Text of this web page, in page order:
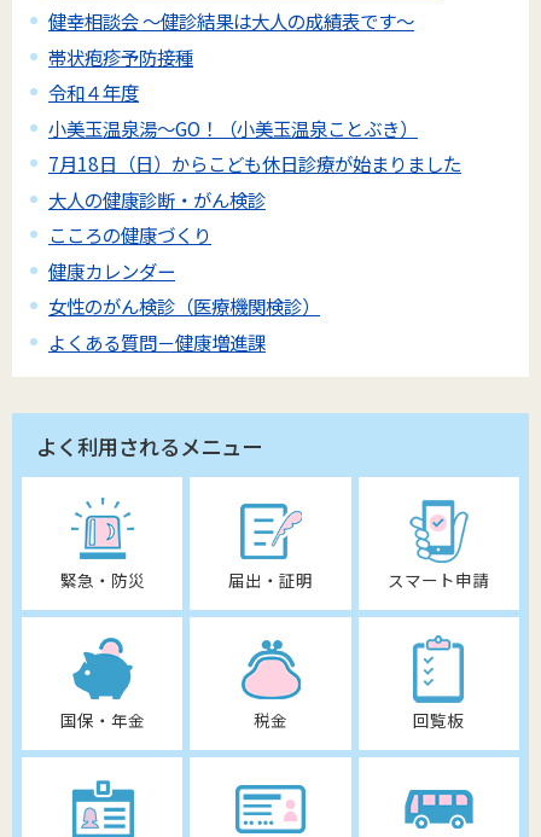
健幸相談会 ～健診結果は大人の成績表です～
帯状疱疹予防接種
令和４年度
小美玉温泉湯～GO！（小美玉温泉ことぶき）
7月18日（日）からこども休日診療が始まりました
大人の健康診断・がん検診
こころの健康づくり
健康カレンダー
女性のがん検診（医療機関検診）
よくある質問－健康増進課
よく利用されるメニュー
緊急・防災 届出・証明 スマート申請
国保・年金 税金 回覧板